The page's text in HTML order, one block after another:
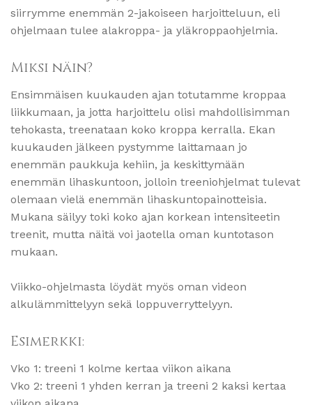
siirrymme enemmän 2-jakoiseen harjoitteluun, eli
ohjelmaan tulee alakroppa- ja yläkroppaohjelmia.
Miksi näin?
Ensimmäisen kuukauden ajan totutamme kroppaa
liikkumaan, ja jotta harjoittelu olisi mahdollisimman
tehokasta, treenataan koko kroppa kerralla. Ekan
kuukauden jälkeen pystymme laittamaan jo
enemmän paukkuja kehiin, ja keskittymään
enemmän lihaskuntoon, jolloin treeniohjelmat tulevat
olemaan vielä enemmän lihaskuntopainotteisia.
Mukana säilyy toki koko ajan korkean intensiteetin
treenit, mutta näitä voi jaotella oman kuntotason
mukaan.
Viikko-ohjelmasta löydät myös oman videon
alkulämmittelyyn sekä loppuverryttelyyn.
Esimerkki:
Vko 1: treeni 1 kolme kertaa viikon aikana
Vko 2: treeni 1 yhden kerran ja treeni 2 kaksi kertaa